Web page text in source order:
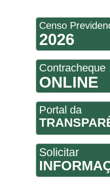
Censo
2026
Contracheque
ONLINE
Portal da
Solicitar